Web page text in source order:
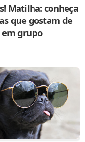
Matilha: conheça
que gostam de
em grupo